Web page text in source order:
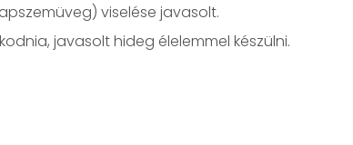
viselése javasolt.
javasolt hideg élelemmel készülni.